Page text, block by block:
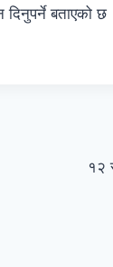
बताएको छ
१२